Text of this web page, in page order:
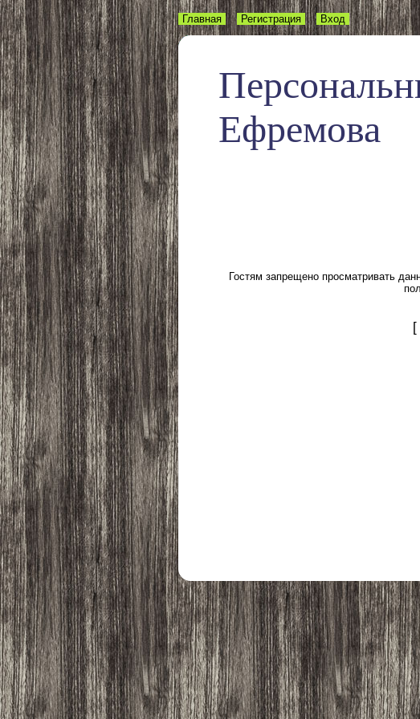
Ефремова
Главная Регистрация Вход
Гостям запрещено просматривать
[